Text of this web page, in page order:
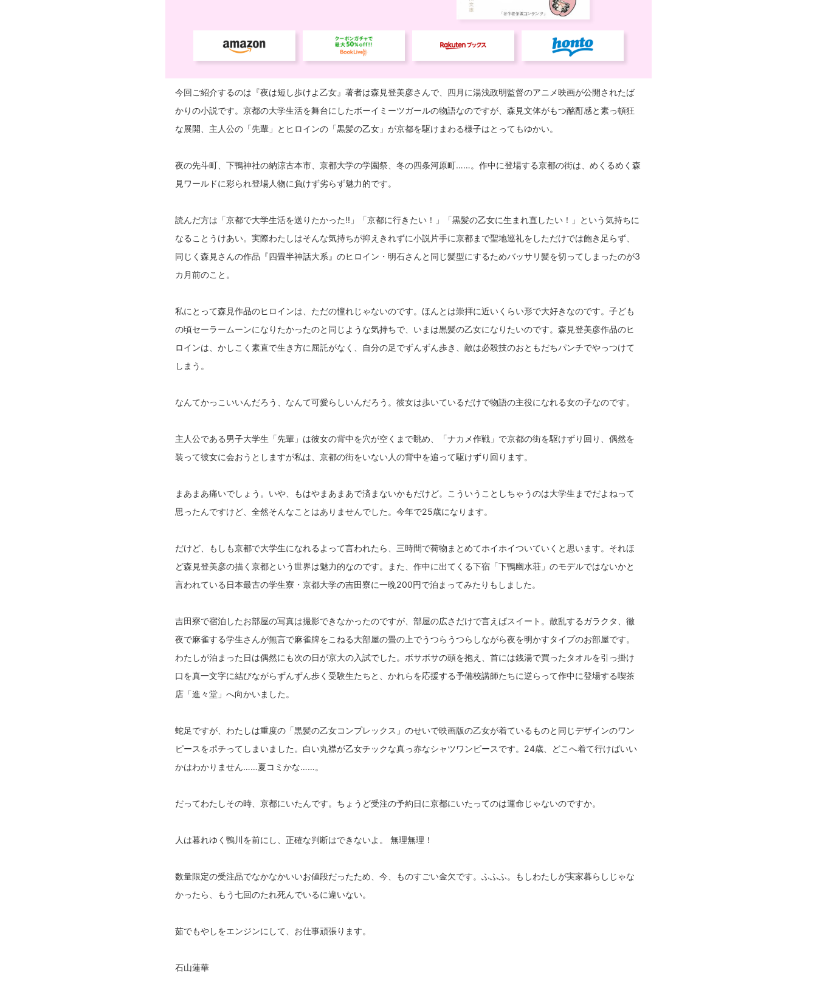
今回ご紹介するのは『夜は短し歩けよ乙女』著者は森見登美彦さんで、四月に湯浅政明監督のアニメ映画が公開されたば
かりの小説です。京都の大学生活を舞台にしたボーイミーツガールの物語なのですが、森見文体がもつ酩酊感と素っ頓狂
な展開、主人公の「先輩」とヒロインの「黒髪の乙女」が京都を駆けまわる様子はとってもゆかい。
夜の先斗町、下鴨神社の納涼古本市、京都大学の学園祭、冬の四条河原町……。作中に登場する京都の街は、めくるめく森
見ワールドに彩られ登場人物に負けず劣らず魅力的です。
読んだ方は「京都で大学生活を送りたかった!!」「京都に行きたい！」「黒髪の乙女に生まれ直したい！」という気持ちに
なることうけあい。実際わたしはそんな気持ちが抑えきれずに小説片手に京都まで聖地巡礼をしただけでは飽き足らず、
同じく森見さんの作品『四畳半神話大系』のヒロイン・明石さんと同じ髪型にするためバッサリ髪を切ってしまったのが3
カ月前のこと。
私にとって森見作品のヒロインは、ただの憧れじゃないのです。ほんとは崇拝に近いくらい形で大好きなのです。子ども
の頃セーラームーンになりたかったのと同じような気持ちで、いまは黒髪の乙女になりたいのです。森見登美彦作品のヒ
ロインは、かしこく素直で生き方に屈託がなく、自分の足でずんずん歩き、敵は必殺技のおともだちパンチでやっつけて
しまう。
なんてかっこいいんだろう、なんて可愛らしいんだろう。彼女は歩いているだけで物語の主役になれる女の子なのです。
主人公である男子大学生「先輩」は彼女の背中を穴が空くまで眺め、「ナカメ作戦」で京都の街を駆けずり回り、偶然を
装って彼女に会おうとしますが私は、京都の街をいない人の背中を追って駆けずり回ります。
まあまあ痛いでしょう。いや、もはやまあまあで済まないかもだけど。こういうことしちゃうのは大学生までだよねって
思ったんですけど、全然そんなことはありませんでした。今年で25歳になります。
だけど、もしも京都で大学生になれるよって言われたら、三時間で荷物まとめてホイホイついていくと思います。それほ
ど森見登美彦の描く京都という世界は魅力的なのです。また、作中に出てくる下宿「下鴨幽水荘」のモデルではないかと
言われている日本最古の学生寮・京都大学の吉田寮に一晩200円で泊まってみたりもしました。
吉田寮で宿泊したお部屋の写真は撮影できなかったのですが、部屋の広さだけで言えばスイート。散乱するガラクタ、徹
夜で麻雀する学生さんが無言で麻雀牌をこねる大部屋の畳の上でうつらうつらしながら夜を明かすタイプのお部屋です。
わたしが泊まった日は偶然にも次の日が京大の入試でした。ボサボサの頭を抱え、首には銭湯で買ったタオルを引っ掛け
口を真一文字に結びながらずんずん歩く受験生たちと、かれらを応援する予備校講師たちに逆らって作中に登場する喫茶
店「進々堂」へ向かいました。
蛇足ですが、わたしは重度の「黒髪の乙女コンプレックス」のせいで映画版の乙女が着ているものと同じデザインのワン
ピースをポチってしまいました。白い丸襟が乙女チックな真っ赤なシャツワンピースです。24歳、どこへ着て行けばいい
かはわかりません……夏コミかな……。
だってわたしその時、京都にいたんです。ちょうど受注の予約日に京都にいたってのは運命じゃないのですか。
人は暮れゆく鴨川を前にし、正確な判断はできないよ。 無理無理！
数量限定の受注品でなかなかいいお値段だったため、今、ものすごい金欠です。ふふふ。もしわたしが実家暮らしじゃな
かったら、もう七回のたれ死んでいるに違いない。
茹でもやしをエンジンにして、お仕事頑張ります。
石山蓮華